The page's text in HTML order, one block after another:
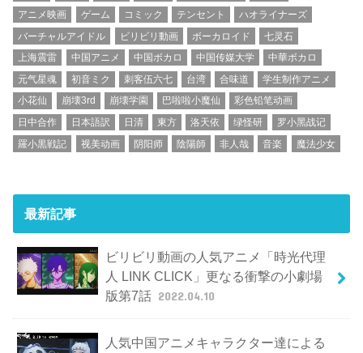
アニメ映画
ゲーム コミック テンセント
ハオライナーズ
バーチャルアイドル
ビリビリ動画 ボーカロイド
七灵石
上海震雷
中国アニメ 中国ボカロ 中国传媒大学
中華ボカロ
元气星魂
初音ミク 刺客伍六七 台湾 合味道
学生制作アニメ
小花仙
崩壊3rd 崩壊学園 巴啦啦小魔仙
彩色铅笔动画
日中合作
日本語訳 日清 東方 洛天依 绿怪研
罗小黑战记
羅小黒戦記
视美动画 阴阳师 陰陽師 非人哉 音楽 魔法少女
最新記事
ビリビリ動画の人気アニメ「時光代理
人 LINK CLICK」更なる衝撃の小劇場
版第7話 2022.04.10
人気中国アニメキャラクター達による